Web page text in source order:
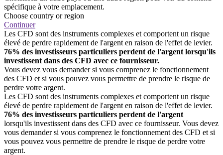
spécifique à votre emplacement.
Choose country or region
Continuer
Les CFD sont des instruments complexes et comportent un risque
élevé de perdre rapidement de l'argent en raison de l'effet de levier.
76% des investisseurs particuliers perdent de l'argent lorsqu'ils
investissent dans des CFD avec ce fournisseur.
Vous devez vous demander si vous comprenez le fonctionnement
des CFD et si vous pouvez vous permettre de prendre le risque de
perdre votre argent.
Les CFD sont des instruments complexes et comportent un risque
élevé de perdre rapidement de l'argent en raison de l'effet de levier.
76% des investisseurs particuliers perdent de l'argent
lorsqu'ils investissent dans des CFD avec ce fournisseur. Vous devez
vous demander si vous comprenez le fonctionnement des CFD et si
vous pouvez vous permettre de prendre le risque de perdre votre
argent.